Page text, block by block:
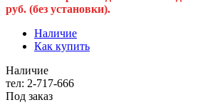
руб. (без установки).
Наличие
Как купить
Наличие
тел: 2-717-666
Под заказ